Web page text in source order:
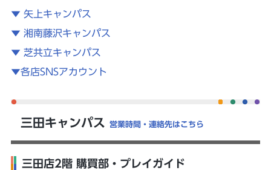
▼ 矢上キャンパス
▼ 湘南藤沢キャンパス
▼ 芝共立キャンパス
▼各店SNSアカウント
三田キャンパス 営業時間・連絡先はこちら
三田店2階 購買部・プレイガイド